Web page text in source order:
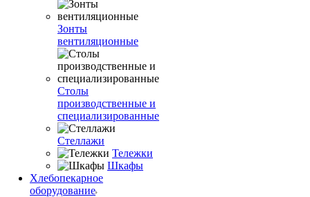
Зонты
вентиляционные
Столы
производственные и
специализированные
Стеллажи
Тележки
Шкафы
Хлебопекарное
оборудование